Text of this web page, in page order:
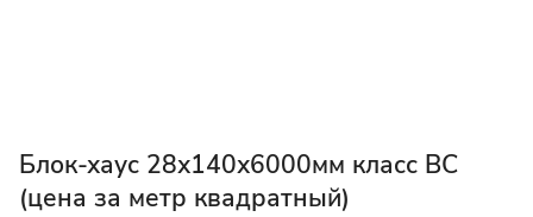
Блок-хаус 28х140х6000мм класс ВС
(цена за метр квадратный)